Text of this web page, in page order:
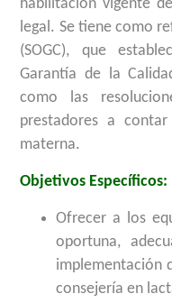
habilitación vigente
legal. Se tiene como
(SOGC), que
Garantía de la
como las
prestadores a
materna.
Objetivos Específicos:
Ofrecer a los
oportuna,
implementación
consejería en